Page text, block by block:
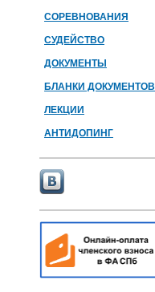
СОРЕВНОВАНИЯ
СУДЕЙСТВО
ДОКУМЕНТЫ
БЛАНКИ ДОКУМЕНТОВ
ЛЕКЦИИ
АНТИДОПИНГ